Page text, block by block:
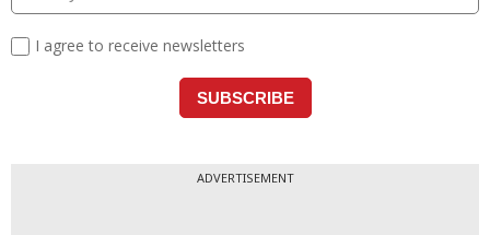
ADVERTISEMENT